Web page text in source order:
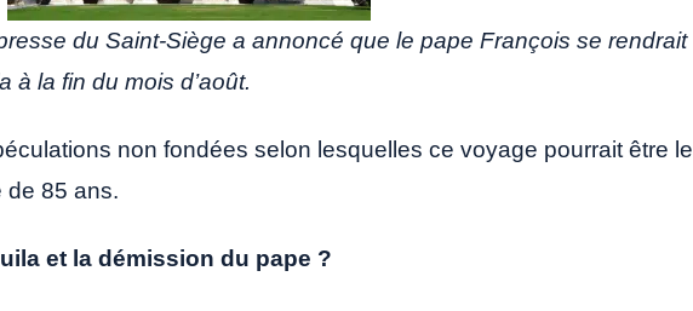
du Saint-Siège a annoncé que le pape François se rendrait
à la fin du mois d’août.
non fondées selon lesquelles ce voyage pourrait être le
de 85 ans.
et la démission du pape ?